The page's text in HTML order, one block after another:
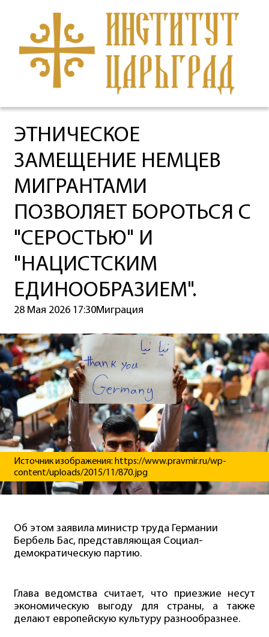
ЭТНИЧЕСКОЕ
ЗАМЕЩЕНИЕ НЕМЦЕВ
МИГРАНТАМИ
ПОЗВОЛЯЕТ БОРОТЬСЯ С
"СЕРОСТЬЮ" И
"НАЦИСТСКИМ
ЕДИНООБРАЗИЕМ".
28 Мая 2026 17:30Миграция
Источник изображения: https://www.pravmir.ru/wp-
content/uploads/2015/11/870.jpg
Об этом заявила министр труда Германии
Бербель Бас, представляющая Социал-
демократическую партию.
Глава ведомства считает, что приезжие несут
экономическую выгоду для страны, а также
делают европейскую культуру разнообразнее.